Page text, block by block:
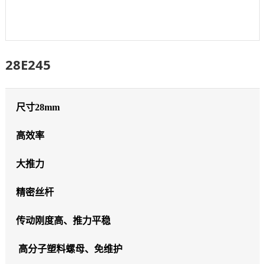
28E245
尺寸28mm
高效率
大推力
精密丝杆
传动刚度高、推力平稳
高分子塑料螺母、免维护